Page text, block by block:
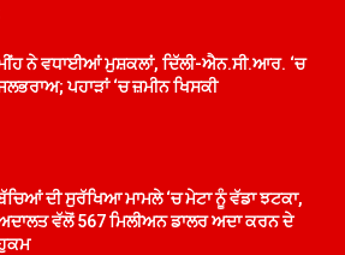
ਨੇ ਵਧਾਈਆਂ ਮੁਸ਼ਕਲਾਂ, ਦਿੱਲੀ-ਐਨ.ਸੀ.ਆਰ. ‘ਚ
ਪਹਾੜਾਂ ‘ਚ ਜ਼ਮੀਨ ਖਿਸਕੀ
ਦੀ ਸੁਰੱਖਿਆ ਮਾਮਲੇ ‘ਚ ਮੇਟਾ ਨੂੰ ਵੱਡਾ ਝਟਕਾ,
ਵੱਲੋਂ 567 ਮਿਲੀਅਨ ਡਾਲਰ ਅਦਾ ਕਰਨ ਦੇ